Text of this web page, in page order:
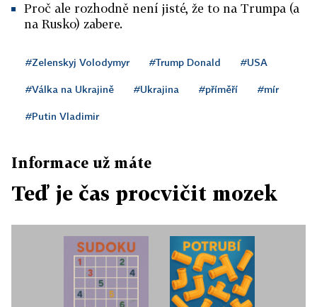
Proč ale rozhodně není jisté, že to na Trumpa (a
na Rusko) zabere.
#Zelenskyj Volodymyr #Trump Donald #USA
#Válka na Ukrajině #Ukrajina #příměří #mír
#Putin Vladimir
Informace už máte
Teď je čas procvičit mozek